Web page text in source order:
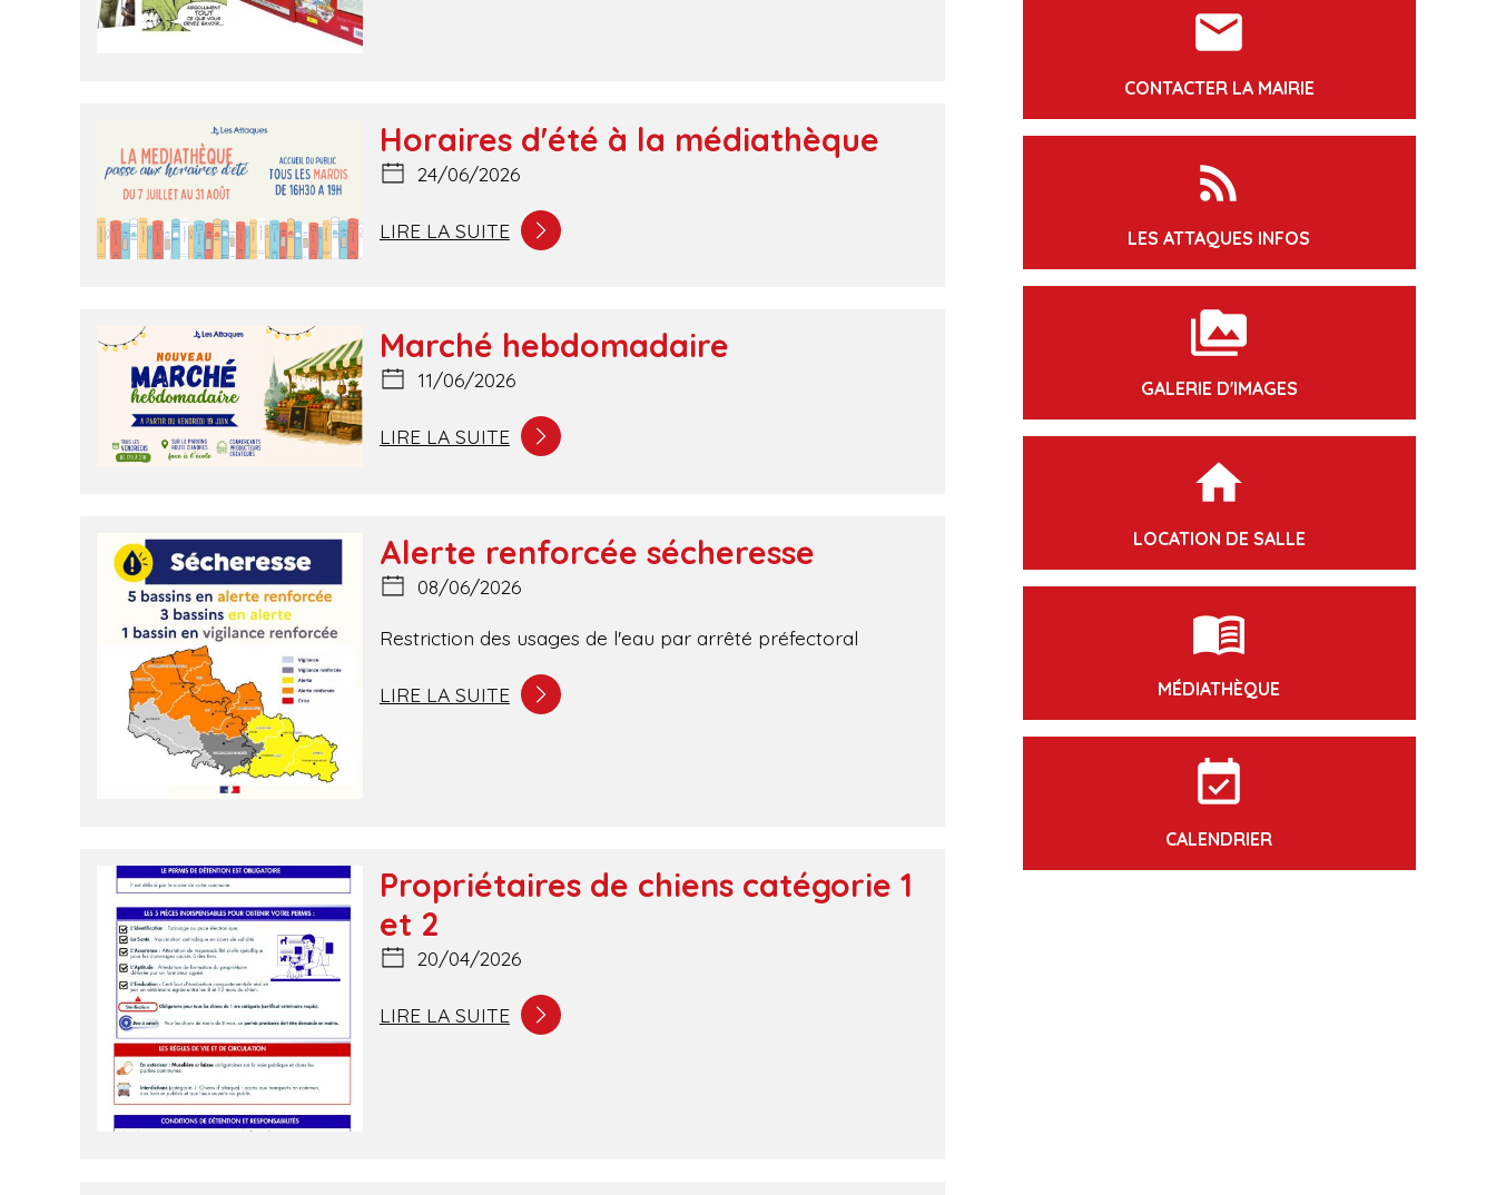
Horaires d'été à la médiathèque
24/06/2026
LIRE LA SUITE
Marché hebdomadaire
11/06/2026
LIRE LA SUITE
Alerte renforcée sécheresse
08/06/2026
Restriction des usages de l'eau par arrêté préfectoral
LIRE LA SUITE
Propriétaires de chiens catégorie 1
et 2
20/04/2026
LIRE LA SUITE
markunread
CONTACTER LA MAIRIE
rss_feed
LES ATTAQUES INFOS
perm_media
GALERIE D'IMAGES
home
LOCATION DE SALLE
menu_book
MÉDIATHÈQUE
event_available
CALENDRIER